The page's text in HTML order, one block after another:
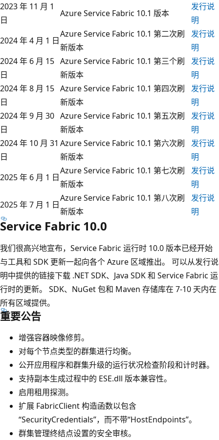
2023 年 11 月 1
日
Azure Service Fabric 10.1 版本
发行说
明
2024 年 4 月 1 日
Azure Service Fabric 10.1 第二次刷
新版本
发行说
明
2024 年 6 月 15
日
Azure Service Fabric 10.1 第三个刷
新版本
发行说
明
2024 年 8 月 15
日
Azure Service Fabric 10.1 第四次刷
新版本
发行说
明
2024 年 9 月 30
日
Azure Service Fabric 10.1 第五次刷
新版本
发行说
明
2024 年 10 月 31
日
Azure Service Fabric 10.1 第六次刷
新版本
发行说
明
2025 年 6 月 1 日
Azure Service Fabric 10.1 第七次刷
新版本
发行说
明
2025 年 7 月 1 日
Azure Service Fabric 10.1 第八次刷
新版本
发行说
明
Service Fabric 10.0
我们很高兴地宣布，Service Fabric 运行时 10.0 版本已经开始
与工具和 SDK 更新一起向各个 Azure 区域推出。 可以从发行说
明中提供的链接下载 .NET SDK、Java SDK 和 Service Fabric 运
行时的更新。 SDK、NuGet 包和 Maven 存储库在 7-10 天内在
所有区域提供。
重要公告
增强容器映像修剪。
对每个节点类型的群集进行均衡。
公开应用程序和群集升级的运行状况检查阶段和计时器。
支持副本生成过程中的 ESE.dll 版本兼容性。
启用租用探测。
扩展 FabricClient 构造函数以包含
“SecurityCredentials”，而不带“HostEndpoints”。
群集管理终结点设置的安全审核。